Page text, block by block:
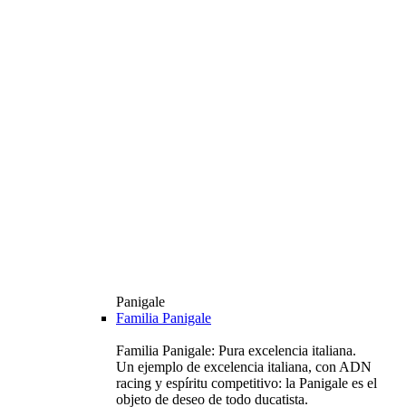
Panigale
Familia Panigale
Familia Panigale: Pura excelencia italiana.
Un ejemplo de excelencia italiana, con ADN
racing y espíritu competitivo: la Panigale es el
objeto de deseo de todo ducatista.